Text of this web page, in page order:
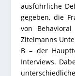
ausführliche
gegeben, die
von
Zitelmanns
B – der
Interviews.